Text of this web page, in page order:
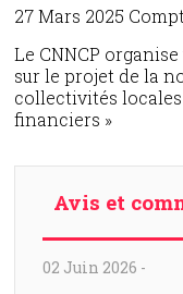
27 Mars 2025
Le CNNCP
sur le projet de la
collectivités
financiers »
Avis et
02 Juin 2026 -